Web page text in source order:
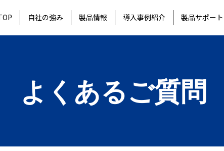
自社の強み 製品情報 導入事例紹介 製品サポート
よくあるご質問